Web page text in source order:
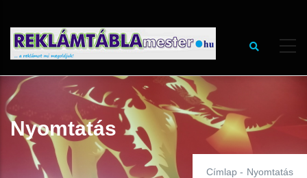
tartalomra
Nyomtatás
Címlap - Nyomtatás